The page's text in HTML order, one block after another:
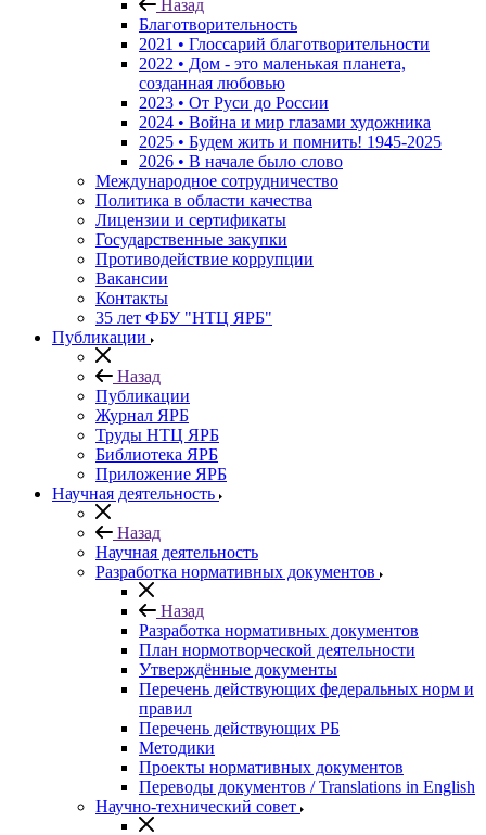
Назад
Благотворительность
2021 • Глоссарий благотворительности
2022 • Дом - это маленькая планета,
созданная любовью
2023 • От Руси до России
2024 • Война и мир глазами художника
2025 • Будем жить и помнить! 1945-2025
2026 • В начале было слово
Международное сотрудничество
Политика в области качества
Лицензии и сертификаты
Государственные закупки
Противодействие коррупции
Вакансии
Контакты
35 лет ФБУ "НТЦ ЯРБ"
Публикации
Назад
Публикации
Журнал ЯРБ
Труды НТЦ ЯРБ
Библиотека ЯРБ
Приложение ЯРБ
Научная деятельность
Назад
Научная деятельность
Разработка нормативных документов
Назад
Разработка нормативных документов
План нормотворческой деятельности
Утверждённые документы
Перечень действующих федеральных норм и
правил
Перечень действующих РБ
Методики
Проекты нормативных документов
Переводы документов / Translations in English
Научно-технический совет